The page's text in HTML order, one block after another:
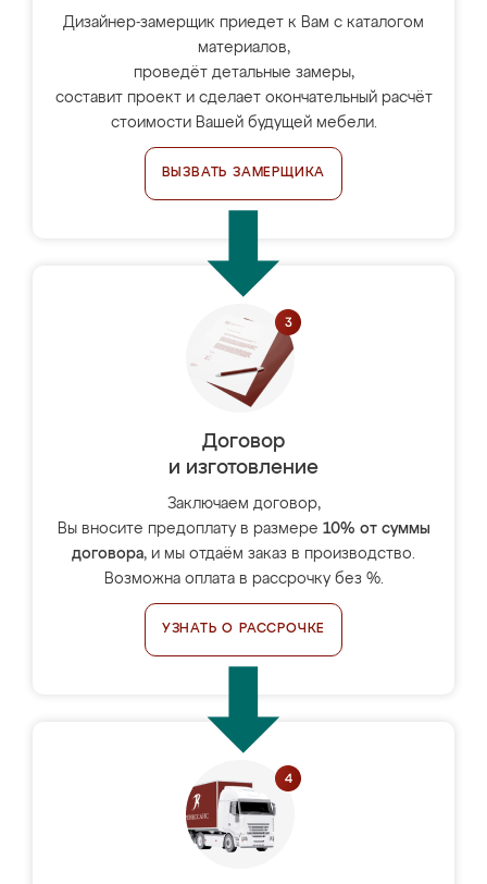
Дизайнер-замерщик приедет к Вам с каталогом
материалов,
проведёт детальные замеры,
составит проект и сделает окончательный расчёт
стоимости Вашей будущей мебели.
ВЫЗВАТЬ ЗАМЕРЩИКА
Договор
и изготовление
Заключаем договор,
Вы вносите предоплату в размере 10% от суммы
договора, и мы отдаём заказ в производство.
Возможна оплата в рассрочку без %.
УЗНАТЬ О РАССРОЧКЕ